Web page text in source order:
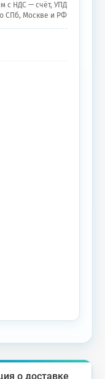
с НДС — счёт, УПД
СПб, Москве и РФ
о доставке